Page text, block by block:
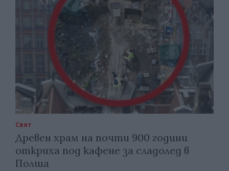
Свят
Древен храм на почти 900 години
откриха под кафене за сладолед в
Полша